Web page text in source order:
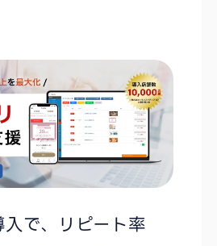
で、リピート率